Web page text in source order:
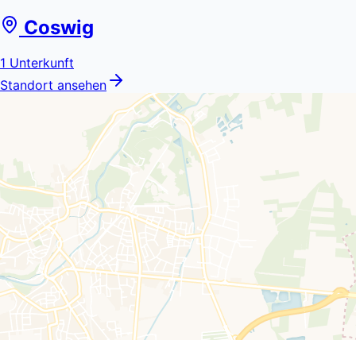
Coswig
1 Unterkunft
Standort ansehen